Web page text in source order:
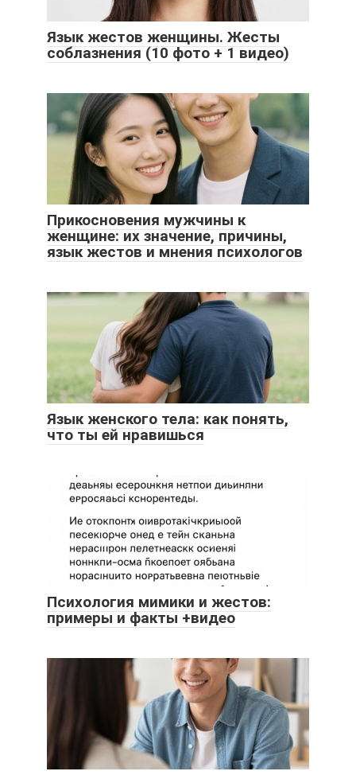
Язык жестов женщины. Жесты
соблазнения (10 фото + 1 видео)
Прикосновения мужчины к
женщине: их значение, причины,
язык жестов и мнения психологов
Язык женского тела: как понять,
что ты ей нравишься
Психология мимики и жестов:
примеры и факты +видео